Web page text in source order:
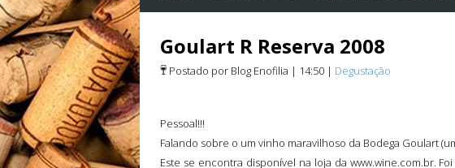
Goulart R Reserva 2008
Postado por Blog Enofilia | 14:50 | Degustação
Pessoal!!!
Falando sobre o um vinho maravilhoso da Bodega Goulart
Este se encontra disponível na loja da www.wine.com.br.